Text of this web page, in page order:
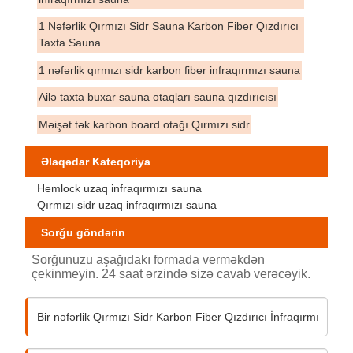
1 Nəfərlik Qırmızı Sidr Sauna Karbon Fiber Qızdırıcı
Taxta Sauna
1 nəfərlik qırmızı sidr karbon fiber infraqırmızı sauna
Ailə taxta buxar sauna otaqları sauna qızdırıcısı
Məişət tək karbon board otağı Qırmızı sidr
Əlaqədar Kateqoriya
Hemlock uzaq infraqırmızı sauna
Qırmızı sidr uzaq infraqırmızı sauna
Sorğu göndərin
Sorğunuzu aşağıdakı formada verməkdən
çekinmeyin. 24 saat ərzində sizə cavab verəcəyik.